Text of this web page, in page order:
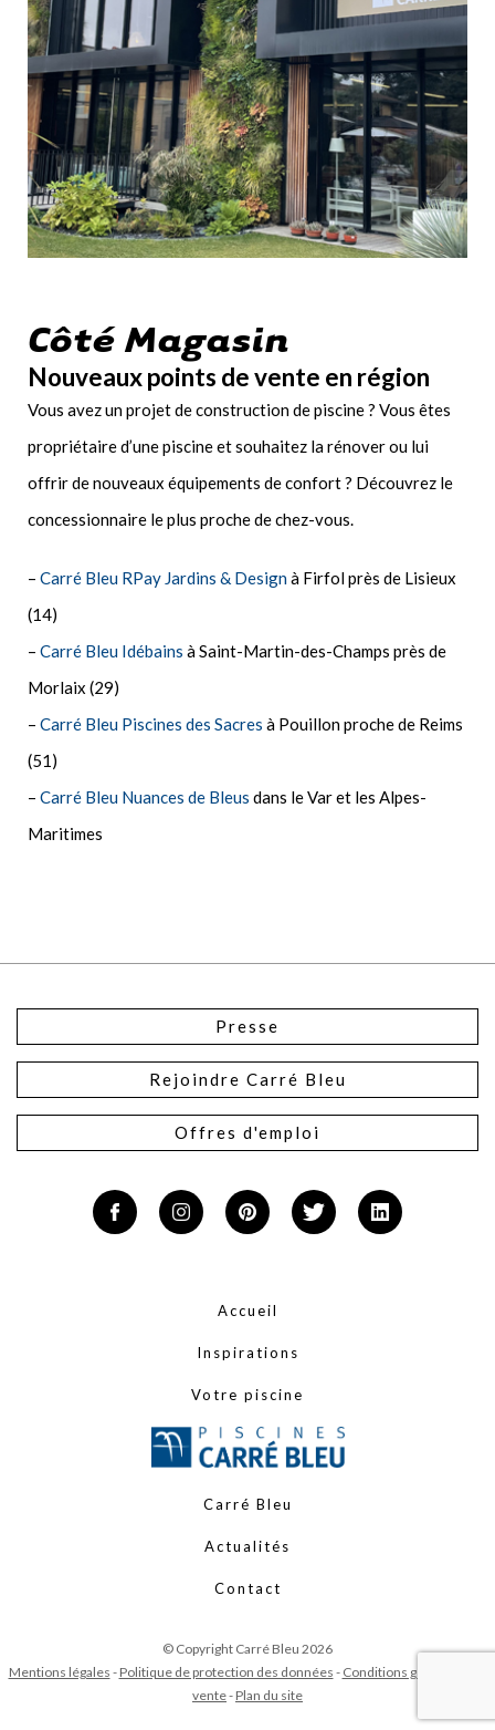
Côté Magasin
Nouveaux points de vente en région
Vous avez un projet de construction de piscine ? Vous êtes
propriétaire d’une piscine et souhaitez la rénover ou lui
offrir de nouveaux équipements de confort ? Découvrez le
concessionnaire le plus proche de chez-vous.
– Carré Bleu RPay Jardins & Designà Firfol près de Lisieux
(14)
– Carré Bleu Idébains à Saint-Martin-des-Champs près de
Morlaix (29)
– Carré Bleu Piscines des Sacres à Pouillon proche de Reims
(51)
– Carré Bleu Nuances de Bleus dans le Var et les Alpes-
Maritimes
Presse
Rejoindre Carré Bleu
Offres d'emploi
Accueil
Inspirations
Votre piscine
Carré Bleu
Actualités
Contact
© Copyright Carré Bleu 2026
Mentions légales - Politique de protection des données - Conditions générales de
vente- Plan du site